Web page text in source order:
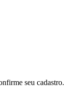
seu cadastro.